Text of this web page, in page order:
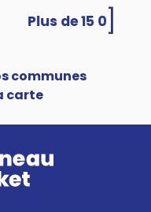
communes
carte